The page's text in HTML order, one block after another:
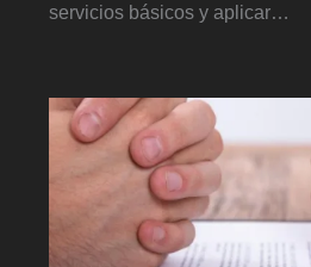
servicios básicos y aplicar…